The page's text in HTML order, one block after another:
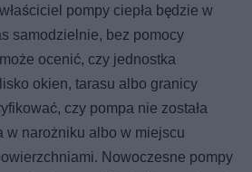
pompy ciepła będzie w
samodzielnie, bez pomocy
ocenić, czy jednostka
okien, tarasu albo granicy
czy pompa nie została
w narożniku albo w miejscu
Nowoczesne pompy